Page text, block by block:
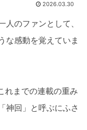
2026.03.30
のファンとして、
な感動を覚えていま
れまでの連載の重み
神回」と呼ぶにふさ